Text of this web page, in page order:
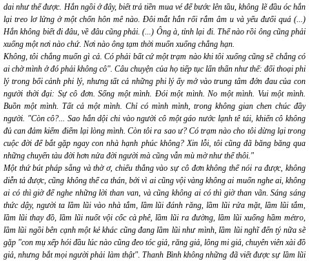
dai như thế được. Hắn ngồi ở đây, biết trả tiền mua vé để bước lên tầu, không lẽ đầu óc hắn
lại treo lơ lửng ở một chốn hôn mê nào. Đôi mắt hắn rối rắm âm u và yếu đưối quá (...)
Hắn không biết đi đâu, về đâu cũng phải. (...) Ông à, tỉnh lại đi. Thể nào rồi ông cũng phải
xuống một nơi nào chứ. Nơi nào ông tạm thời muốn xuống chẳng hạn.
Không, tôi chẳng muốn gì cả. Có phải bất cứ một trạm nào khi tôi xuống cũng sẽ chẳng có
ai chờ mình ở đó phải không cô". Câu chuyện của họ tiếp tục lẩn thẩn như thế: đối thoại phi
lý trong bối cảnh phi lý, nhưng tất cả những phi lý ấy mở vào trung tâm đớn đau của con
người thời đại: Sự cô đơn. Sống một mình. Đói một mình. No một mình. Vui một mình.
Buồn một mình. Tất cả một mình. Chỉ có mình mình, trong không gian chen chúc đầy
người. "Còn cô?... Sao hắn dội chi vào người cô một gáo nước lạnh tê tái, khiến cô không
đủ can đảm kiểm điểm lại lòng mình. Còn tôi ra sao ư? Có trạm nào cho tôi dừng lại trong
cuộc đời để bắt gặp ngay con nhà hạnh phúc không? Xin lỗi, tôi cũng đã băng băng qua
những chuyến tàu đời hơn nửa đời người mà cũng vẫn mù mờ như thế thôi."
Một thứ bút pháp sẵng và thờ ơ, chiếu thẳng vào sự cô đơn không thể nói ra được, không
diễn tả được, cũng không thể ca thán, bởi vì ai cũng vội vàng không ai muốn nghe ai, không
ai có thì giờ để nghe những lời than van, và cũng không ai có thì giờ than vãn. Sáng sáng
thức dậy, người ta lầm lũi vào nhà tắm, lầm lũi đánh răng, lầm lũi rửa mặt, lầm lũi tắm,
lầm lũi thay đồ, lầm lũi nuốt vội cốc cà phê, lầm lũi ra đường, lầm lũi xuống hầm métro,
lầm lũi ngồi bên cạnh một kẻ khác cũng đang lầm lũi như mình, lầm lũi nghĩ đến tý nữa sẽ
gặp "con mụ xếp hói đầu lúc nào cũng đeo tóc giả, răng giả, lông mi giả, chuyên viên xài đồ
giả, nhưng bắt mọi người phải làm thật".Thanh Bình không những đã viết đượcsự lầm lũi